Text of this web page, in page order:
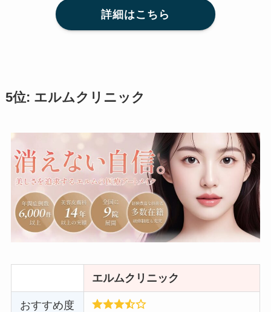
詳細はこちら
5位: エルムクリニック
エルムクリニック
おすすめ度